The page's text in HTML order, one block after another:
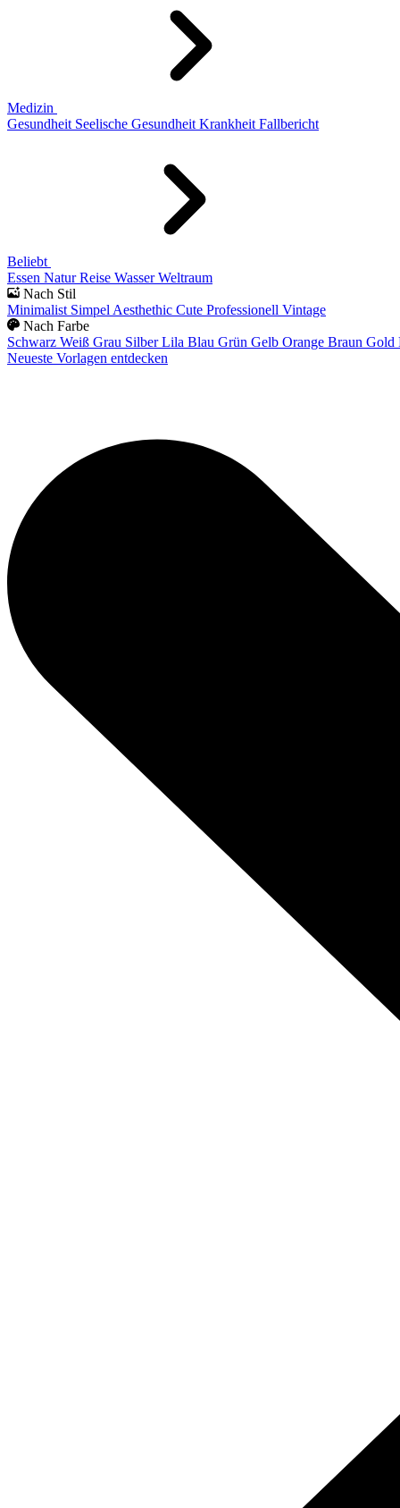
Medizin
Gesundheit Seelische Gesundheit Krankheit Fallbericht
Beliebt
Essen Natur Reise Wasser Weltraum
Nach Stil
Minimalist Simpel Aesthethic Cute Professionell Vintage
Nach Farbe
Schwarz Weiß Grau Silber Lila Blau Grün Gelb Orange Braun Gold
Neueste Vorlagen entdecken